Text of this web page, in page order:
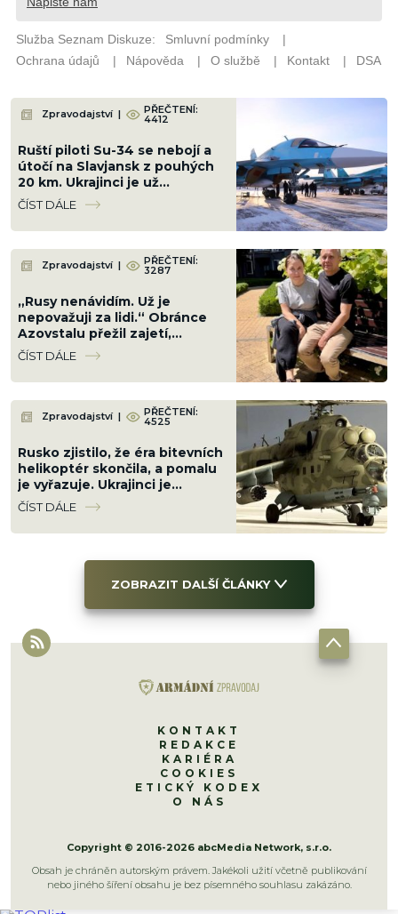
Zpravodajství | PŘEČTENÍ:
4412
Ruští piloti Su-34 se nebojí a
útočí na Slavjansk z pouhých
20 km. Ukrajinci je už
(ne)mohou kdykoli sestřelit
ČÍST DÁLE
Zpravodajství | PŘEČTENÍ:
3287
„Rusy nenávidím. Už je
nepovažuji za lidi.“ Obránce
Azovstalu přežil zajetí,
mučení i ztrátu paměti. Jeho
bratr utekl do Ruska
ČÍST DÁLE
Zpravodajství | PŘEČTENÍ:
4525
Rusko zjistilo, že éra bitevních
helikoptér skončila, a pomalu
je vyřazuje. Ukrajinci je
proškolili, jak to nikdy nečekali
ČÍST DÁLE
ZOBRAZIT DALŠÍ ČLÁNKY
KONTAKT
REDAKCE
KARIÉRA
COOKIES
ETICKÝ KODEX
O NÁS
Copyright © 2016-2026 abcMedia Network, s.r.o.
Obsah je chráněn autorským právem. Jakékoli užití včetně publikování
nebo jiného šíření obsahu je bez písemného souhlasu zakázáno.